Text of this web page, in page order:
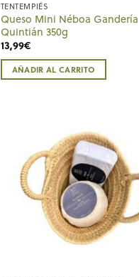
TENTEMPIÉS
Queso Mini Néboa Gandería
Quintián 350g
13,99€
AÑADIR AL CARRITO